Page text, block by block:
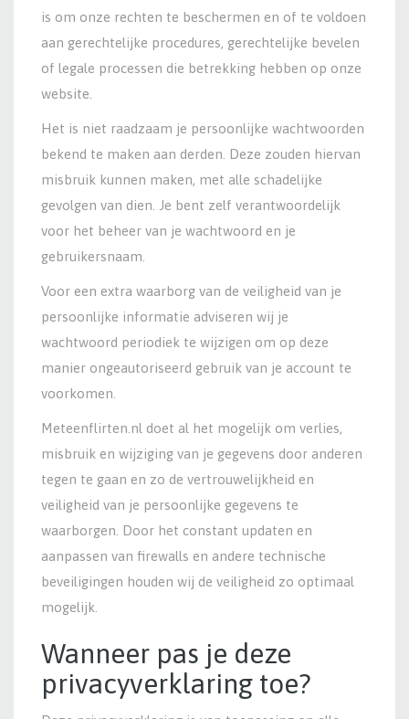
is om onze rechten te beschermen en of te voldoen
aan gerechtelijke procedures, gerechtelijke bevelen
of legale processen die betrekking hebben op onze
website.
Het is niet raadzaam je persoonlijke wachtwoorden
bekend te maken aan derden. Deze zouden hiervan
misbruik kunnen maken, met alle schadelijke
gevolgen van dien. Je bent zelf verantwoordelijk
voor het beheer van je wachtwoord en je
gebruikersnaam.
Voor een extra waarborg van de veiligheid van je
persoonlijke informatie adviseren wij je
wachtwoord periodiek te wijzigen om op deze
manier ongeautoriseerd gebruik van je account te
voorkomen.
Meteenflirten.nl doet al het mogelijk om verlies,
misbruik en wijziging van je gegevens door anderen
tegen te gaan en zo de vertrouwelijkheid en
veiligheid van je persoonlijke gegevens te
waarborgen. Door het constant updaten en
aanpassen van firewalls en andere technische
beveiligingen houden wij de veiligheid zo optimaal
mogelijk.
Wanneer pas je deze
privacyverklaring toe?